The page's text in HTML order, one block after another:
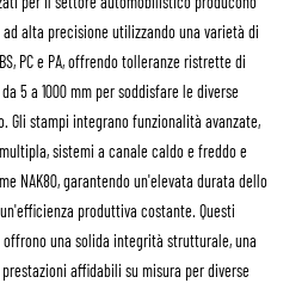
alta precisione utilizzando una varietà di
PC e PA, offrendo tolleranze ristrette di
5 a 1000 mm per soddisfare le diverse
Gli stampi integrano funzionalità avanzate,
sistemi a canale caldo e freddo e
NAK80, garantendo un'elevata durata dello
produttiva costante. Questi
una solida integrità strutturale, una
affidabili su misura per diverse